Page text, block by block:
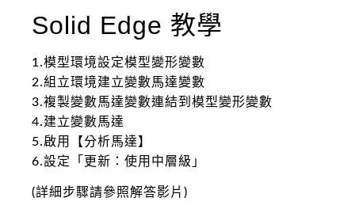
Solid Edge 教學
1.模型環境設定模型變形變數
2.組立環境建立變數馬達變數
3.複製變數馬達變數連結到模型變形變數
4.建立變數馬達
5.啟用【分析馬達】
6.設定「更新：使用中層級」
(詳細步驟請參照解答影片)